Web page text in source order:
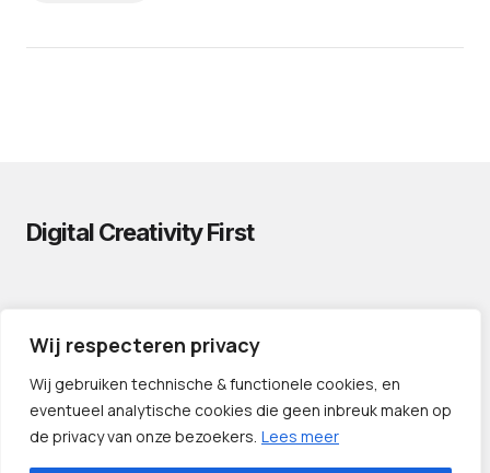
Wij respecteren privacy
Wij gebruiken technische & functionele cookies, en
eventueel analytische cookies die geen inbreuk maken op
de privacy van onze bezoekers. Lees meer
Digital Creativity First
CONTACT